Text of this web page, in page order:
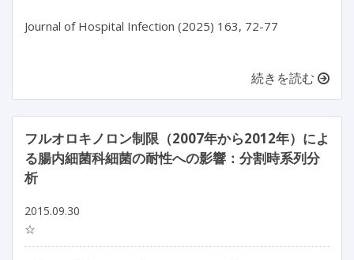
Journal of Hospital Infection (2025) 163, 72-77
続きを読む
フルオロキノロン制限（2007年から2012年）によ
る腸内細菌科細菌の耐性への影響：分割時系列分
析
2015.09.30
☆